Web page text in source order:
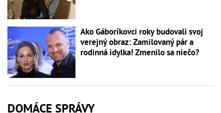
Ako Gáboríkovci roky budovali svoj
verejný obraz: Zamilovaný pár a
rodinná idylka! Zmenilo sa niečo?
DOMÁCE SPRÁVY